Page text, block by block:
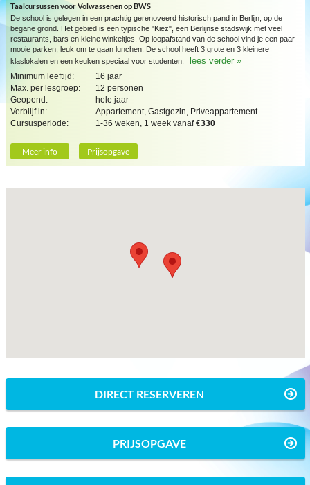
Taalcursussen voor Volwassenen op BWS
De school is gelegen in een prachtig gerenoveerd historisch pand in Berlijn, op de
begane grond. Het gebied is een typische "Kiez", een Berlijnse stadswijk met veel
restaurants, bars en kleine winkeltjes. Op loopafstand van de school vind je een paar
mooie parken, leuk om te gaan lunchen. De school heeft 3 grote en 3 kleinere
klaslokalen en een keuken speciaal voor studenten.
lees verder »
Minimum leeftijd:
16 jaar
Max. per lesgroep:
12 personen
Geopend:
hele jaar
Verblijf in:
Appartement, Gastgezin, Priveappartement
Cursusperiode:
1-36 weken, 1 week vanaf€330
Meer info Prijsopgave
DIRECT RESERVEREN
PRIJSOPGAVE